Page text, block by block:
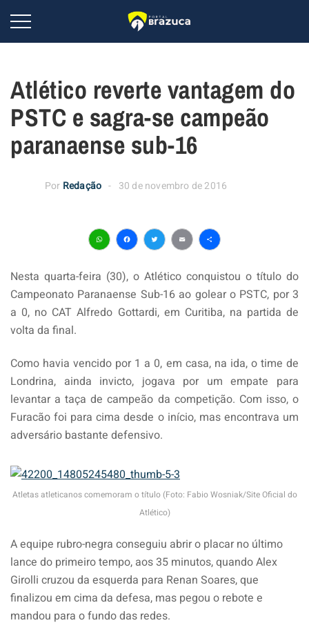
Atlético reverte vantagem do
PSTC e sagra-se campeão
paranaense sub-16
Por Redação 30 de novembro de 2016
WhatsApp
Facebook
Twitter
EmailShare
Nesta quarta-feira (30), o Atlético conquistou o título do
Campeonato Paranaense Sub-16 ao golear o PSTC, por 3
a 0, no CAT Alfredo Gottardi, em Curitiba, na partida de
volta da final.
Como havia vencido por 1 a 0, em casa, na ida, o time de
Londrina, ainda invicto, jogava por um empate para
levantar a taça de campeão da competição. Com isso, o
Furacão foi para cima desde o início, mas encontrava um
adversário bastante defensivo.
Atletas atleticanos comemoram o título (Foto: Fabio Wosniak/Site Oficial do
Atlético)
A equipe rubro-negra conseguiu abrir o placar no último
lance do primeiro tempo, aos 35 minutos, quando Alex
Girolli cruzou da esquerda para Renan Soares, que
finalizou em cima da defesa, mas pegou o rebote e
mandou para o fundo das redes.